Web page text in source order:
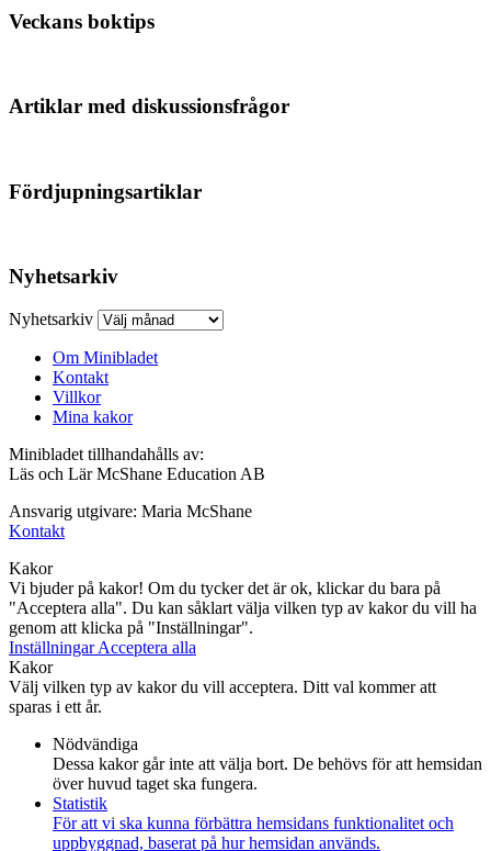
Veckans boktips
Artiklar med diskussionsfrågor
Fördjupningsartiklar
Nyhetsarkiv
Nyhetsarkiv
Om Minibladet
Kontakt
Villkor
Mina kakor
Minibladet tillhandahålls av:
Läs och Lär McShane Education AB
Ansvarig utgivare: Maria McShane
Kontakt
Kakor
Vi bjuder på kakor! Om du tycker det är ok, klickar du bara på
"Acceptera alla". Du kan såklart välja vilken typ av kakor du vill ha
genom att klicka på "Inställningar".
InställningarAcceptera alla
Kakor
Välj vilken typ av kakor du vill acceptera. Ditt val kommer att
sparas i ett år.
Nödvändiga
Dessa kakor går inte att välja bort. De behövs för att hemsidan
över huvud taget ska fungera.
Statistik
För att vi ska kunna förbättra hemsidans funktionalitet och
uppbyggnad, baserat på hur hemsidan används.